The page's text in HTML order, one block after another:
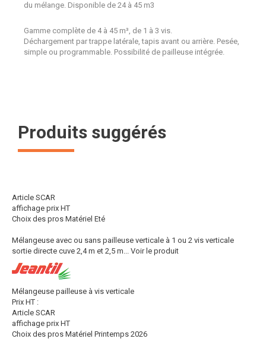
du mélange. Disponible de 24 à 45 m3
Gamme complète de 4 à 45 m³, de 1 à 3 vis.
Déchargement par trappe latérale, tapis avant ou arrière. Pesée,
simple ou programmable. Possibilité de pailleuse intégrée.
Produits suggérés
Article SCAR
affichage prix HT
Choix des pros Matériel Eté
Mélangeuse avec ou sans pailleuse verticale à 1 ou 2 vis verticale
sortie directe cuve 2,4 m et 2,5 m... Voir le produit
Mélangeuse pailleuse à vis verticale
Prix HT :
Article SCAR
affichage prix HT
Choix des pros Matériel Printemps 2026